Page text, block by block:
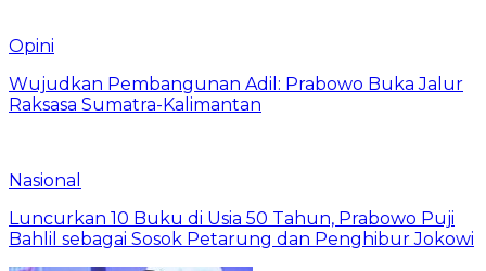
Opini
Wujudkan Pembangunan Adil: Prabowo Buka Jalur
Raksasa Sumatra-Kalimantan
Nasional
Luncurkan 10 Buku di Usia 50 Tahun, Prabowo Puji
Bahlil sebagai Sosok Petarung dan Penghibur Jokowi